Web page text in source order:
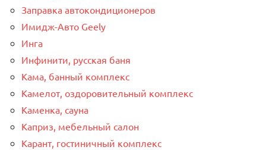
Заправка автокондиционеров
Имидж-Авто Geely
Инга
Инфинити, русская баня
Кама, банный комплекс
Камелот, оздоровительный комплекс
Каменка, сауна
Каприз, мебельный салон
Карант, гостиничный комплекс